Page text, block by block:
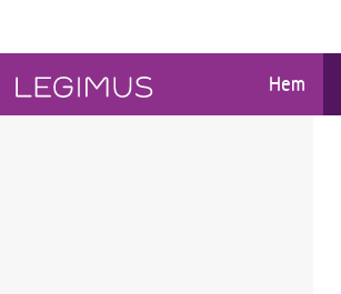
Hem